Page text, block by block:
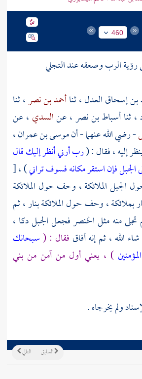
460
رؤية الرب وصعقه عند التجلي
بن إسحاقالعدل ، ثناأحمد بن نصر، ثنا
، ثناأسباط بن نصر، عنالسدي ، عن
- رضي الله عنهما - أنموسى بن عمران،
إليه ، فقال : (رب أرني أنظر إليك قال
الجبل فإن استقر مكانه فسوف تراني) ،[
الجبل الملائكة ، وحف حول الملائكة
، وحف حول الملائكة بنار ، ثم
منه مثل الخنصر فجعل الجبل دكا ،
الله ، ثم إنه أفاق فقال : (سبحانك
) ، يعني أول من آمن من بني
ولم يخرجاه .
التالي السابق